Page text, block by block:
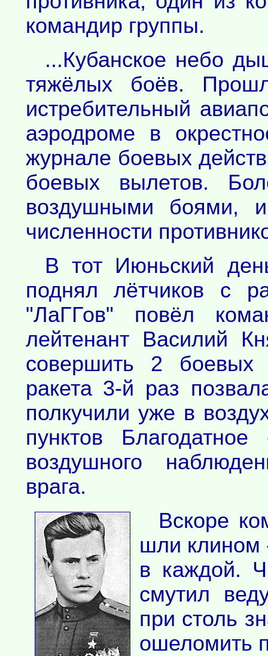
командир группы.
...Кубанское небо
тяжёлых боёв.
истребительный
аэродроме в
журнале боевых
боевых вылетов.
воздушными боями,
численности
В тот Июньский
поднял лётчиков с
"ЛаГГов" повёл
лейтенант Василий
совершить 2 боевых
ракета 3-й раз
полкучили уже в
пунктов
воздушного
врага.
Вскоре
шли клином
в каждой.
смутил
при столь
ошеломить